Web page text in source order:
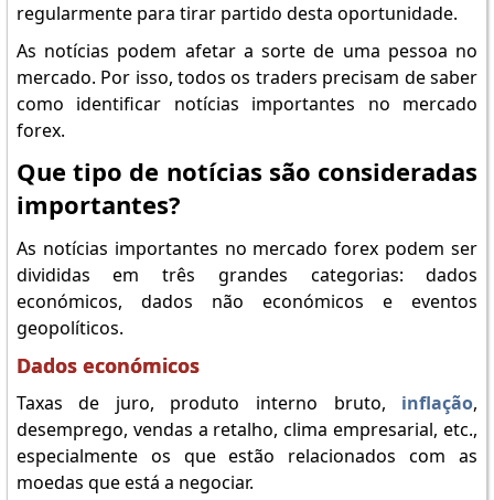
regularmente para tirar partido desta oportunidade.
As notícias podem afetar a sorte de uma pessoa no
mercado. Por isso, todos os traders precisam de saber
como identificar notícias importantes no mercado
forex.
Que tipo de notícias são consideradas
importantes?
As notícias importantes no mercado forex podem ser
divididas em três grandes categorias: dados
económicos, dados não económicos e eventos
geopolíticos.
Dados económicos
Taxas de juro, produto interno bruto, inflação,
desemprego, vendas a retalho, clima empresarial, etc.,
especialmente os que estão relacionados com as
moedas que está a negociar.